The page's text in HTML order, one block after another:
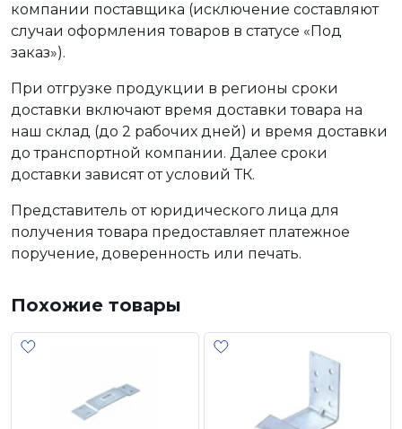
компании поставщика (исключение составляют
случаи оформления товаров в статусе «Под
заказ»).
При отгрузке продукции в регионы сроки
доставки включают время доставки товара на
наш склад (до 2 рабочих дней) и время доставки
до транспортной компании. Далее сроки
доставки зависят от условий ТК.
Представитель от юридического лица для
получения товара предоставляет платежное
поручение, доверенность или печать.
Похожие товары